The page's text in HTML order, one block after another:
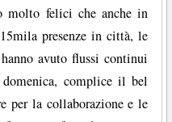
molto felici che anche in
presenze in città, le
avuto flussi continui
complice il bel
per la collaborazione e le